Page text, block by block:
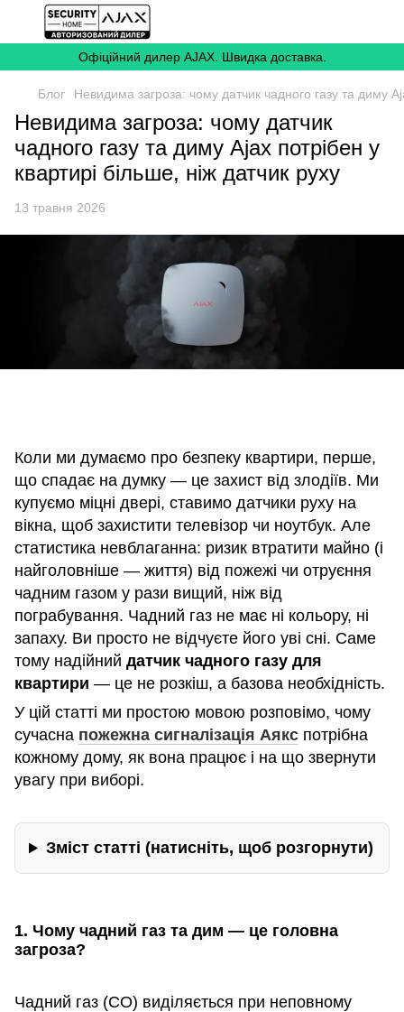
Офіційний дилер AJAX. Швидка доставка.
Блог Невидима загроза: чому датчик чадного газу та диму
Невидима загроза: чому датчик
чадного газу та диму Ajax потрібен у
квартирі більше, ніж датчик руху
13 травня 2026
Коли ми думаємо про безпеку квартири, перше,
що спадає на думку — це захист від злодіїв. Ми
купуємо міцні двері, ставимо датчики руху на
вікна, щоб захистити телевізор чи ноутбук. Але
статистика невблаганна: ризик втратити майно (і
найголовніше — життя) від пожежі чи отруєння
чадним газом у рази вищий, ніж від
пограбування. Чадний газ не має ні кольору, ні
запаху. Ви просто не відчуєте його уві сні. Саме
тому надійний датчик чадного газу для
квартири — це не розкіш, а базова необхідність.
У цій статті ми простою мовою розповімо, чому
сучасна пожежна сигналізація Аякс потрібна
кожному дому, як вона працює і на що звернути
увагу при виборі.
Зміст статті (натисніть, щоб розгорнути)
1. Чому чадний газ та дим — це головна
загроза?
Чадний газ (CO) виділяється при неповному